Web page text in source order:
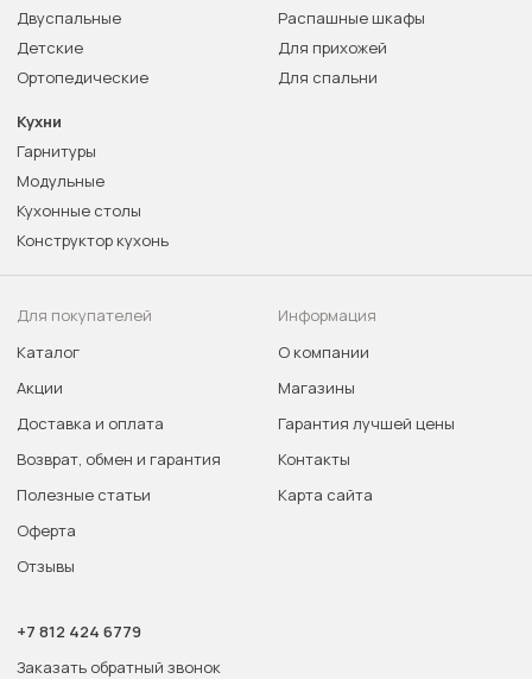
Двуспальные
Детские
Ортопедические
Распашные шкафы
Для прихожей
Для спальни
Кухни
Гарнитуры
Модульные
Кухонные столы
Конструктор кухонь
Для покупателей
Каталог
Акции
Доставка и оплата
Возврат, обмен и гарантия
Полезные статьи
Оферта
Отзывы
Информация
О компании
Магазины
Гарантия лучшей цены
Контакты
Карта сайта
+7 812 424 6779
Заказать обратный звонок